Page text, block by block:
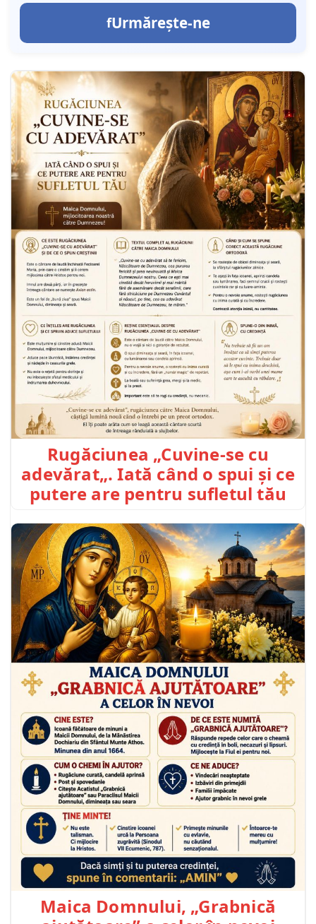
Urmărește-ne
Rugăciunea „Cuvine-se cu
adevărat„. Iată când o spui și ce
putere are pentru sufletul tău
Maica Domnului, „Grabnică